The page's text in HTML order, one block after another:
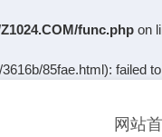
func.php on
85fae.html): failed
网站